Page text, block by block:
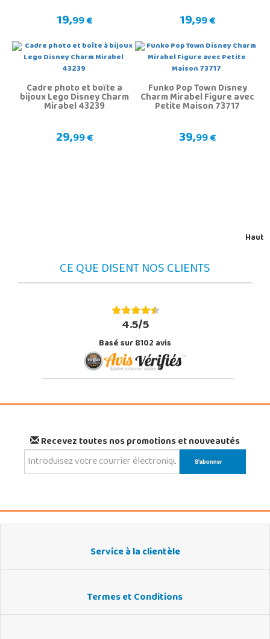
19,99 € 19,99 €
Cadre photo et boîte à
bijoux Lego Disney Charm
Mirabel 43239
29,99 €
Funko Pop Town Disney
Charm Mirabel Figure avec
Petite Maison 73717
39,99 €
Haut
CE QUE DISENT NOS CLIENTS
4.5/5
Basé sur 8102 avis
Recevez toutes nos promotions et nouveautés
Service à la clientèle
Termes et Conditions